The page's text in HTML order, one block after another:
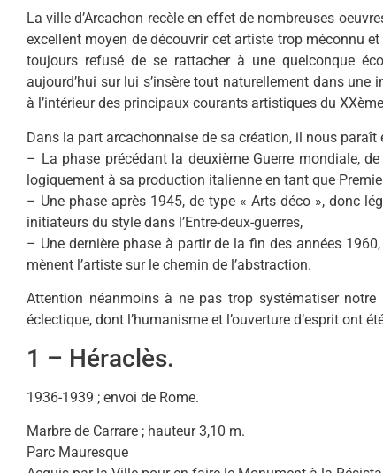
La ville d’Arcachon recèle en effet de nombreuses
excellent moyen de découvrir cet artiste trop méconnu
toujours refusé de se rattacher à une quelconque
aujourd’hui sur lui s’insère tout naturellement dans
à l’intérieur des principaux courants artistiques du
Dans la part arcachonnaise de sa création, il nous
– La phase précédant la deuxième Guerre mondiale,
logiquement à sa production italienne en tant que
– Une phase après 1945, de type « Arts déco », donc
initiateurs du style dans l’Entre-deux-guerres,
– Une dernière phase à partir de la fin des années
mènent l’artiste sur le chemin de l’abstraction.
Attention néanmoins à ne pas trop systématiser notre
éclectique, dont l’humanisme et l’ouverture d’esprit ont
1 – Héraclès.
1936-1939 ; envoi de Rome.
Marbre de Carrare ; hauteur 3,10 m.
Parc Mauresque